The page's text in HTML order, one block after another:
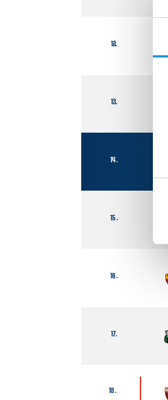
12.
13.
14.
15.
16.
17.
18.